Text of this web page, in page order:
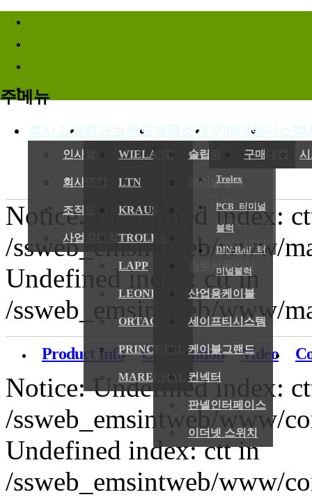
바로가기메뉴
주메뉴
회사소개
인사말
회사연혁
조직도
사업장위치/연락처
취급브랜드
WIELAND
LTN
KRAUS
TROLEX
LAPP
LEONI
ORTAC
PRINCETEL
MARECHAL
제품소개
슬립링
Trolex
KRAUS
PRINCETEL
터미널블럭
PCB 터미널
블럭
DIN-Rail 터
미널블럭
엔코더
레졸버
파워서플라이
산업용케이블
세이프티시스템
케이블그랜드
컨넥터
판넬인터페이스
이더넷 스위치
구매대행
구매대행
(
전기,기
Notice: Undefined index:
/ssweb_emsintweb/www/
Undefined index: ctt in
/ssweb_emsintweb/www/
Product Info Certification Video
Notice: Undefined index:
/ssweb_emsintweb/www/
Undefined index: ctt in
/ssweb_emsintweb/www/